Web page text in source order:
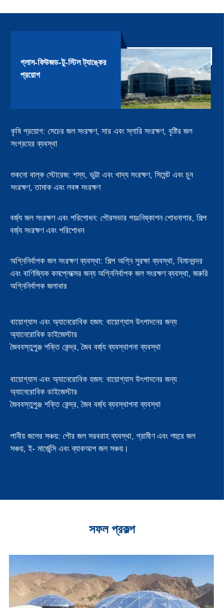
পানীয় জলের সঞ্চয়: পৌর জল সরবরাহ ব্যবস্থা, গ্রামীণ এবং শহুরে জল
সঞ্চয়, ই- মার্জেন্সি এবং ব্যাকআপ জল সঞ্চয়।
বর্জ্য জল সংরক্ষণ এবং পরিশোধন: পৌরসভার পয়ঃনিষ্কাশন শোধনাগার, শিল্প
বর্জ্য সংরক্ষণ এবং পরিশোধন
বায়োগ্যাস এবং অ্যানেরোবিক হজম: বায়োগ্যাস উৎপাদনের জন্য
অ্যানেরোবিক ডাইজেস্টার
জৈববস্তুপুঞ্জ শক্তি কেন্দ্র,জৈব বর্জ্য ব্যবস্থাপনা ব্যবস্থা
বায়োগ্যাস এবং অ্যানেরোবিক হজম: বায়োগ্যাস উৎপাদনের জন্য
অ্যানেরোবিক ডাইজেস্টার
জৈববস্তুপুঞ্জ শক্তি কেন্দ্র,জৈব বর্জ্য ব্যবস্থাপনা ব্যবস্থা
অগ্নিনির্বাপক জল সংরক্ষণ ব্যবস্থা: শিল্প অগ্নি সুরক্ষা ব্যবস্থা, বিমানবন্দর
এবং বাণিজ্যিক কমপ্লেক্সের জন্য অগ্নিনির্বাপক জল সংরক্ষণ ব্যবস্থা, জরুরি
অগ্নিনির্বাপক জলাধার
কৃষি প্রয়োগ: সেচের জল সংরক্ষণ, সার এবং স্লারি সংরক্ষণ, বৃষ্টির জল
সংগ্রহের ব্যবস্থা
শুকনো বাল্ক স্টোরেজ: শস্য, ভুট্টা এবং খাদ্য সংরক্ষণ, সিমেন্ট এবং চুন
সংরক্ষণ, তামাক এবং লবঙ্গ সংরক্ষণ
গ্লাস-ফিউজড-টু-স্টিল ট্যাঙ্কের
প্রয়োগ
সফল প্রকল্প
২০২৪ সালে